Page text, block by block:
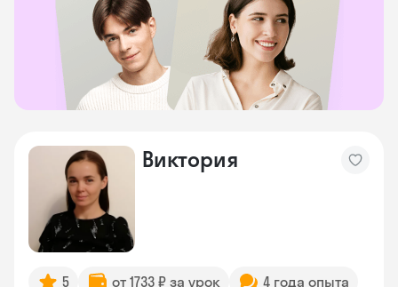
Виктория
5 от 1733 ₽ за урок 4 года опыта